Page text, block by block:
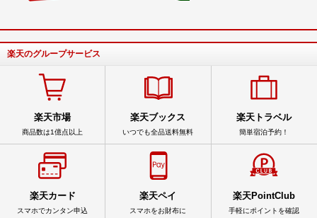
楽天のグループサービス
楽天市場
商品数は1億点以上
楽天ブックス
いつでも全品送料無料
楽天トラベル
簡単宿泊予約！
楽天カード
スマホでカンタン申込
楽天ペイ
スマホをお財布に
楽天PointClub
手軽にポイントを確認